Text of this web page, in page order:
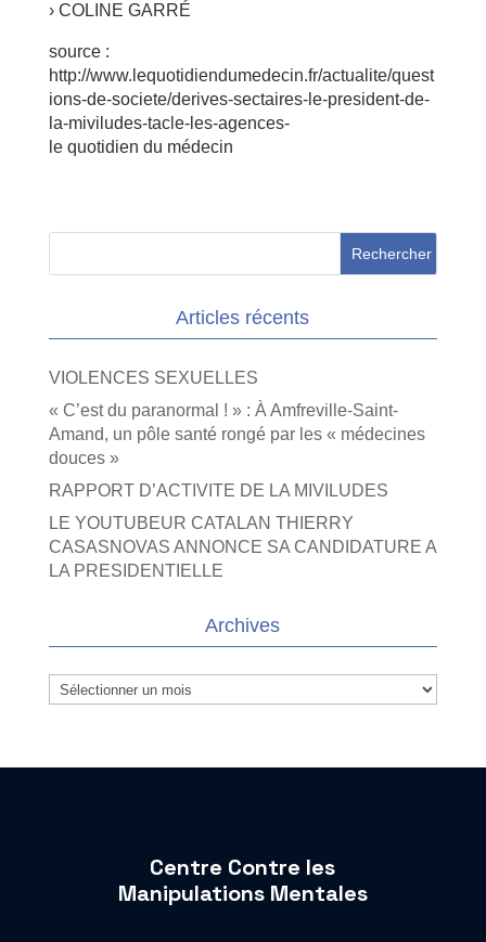
› COLINE GARRÉ
source :
http://www.lequotidiendumedecin.fr/actualite/quest
ions-de-societe/derives-sectaires-le-president-de-
la-miviludes-tacle-les-agences-
le quotidien du médecin
Articles récents
VIOLENCES SEXUELLES
« C’est du paranormal ! » : À Amfreville-Saint-
Amand, un pôle santé rongé par les « médecines
douces »
RAPPORT D’ACTIVITE DE LA MIVILUDES
LE YOUTUBEUR CATALAN THIERRY
CASASNOVAS ANNONCE SA CANDIDATURE A
LA PRESIDENTIELLE
Archives
Archives
Centre Contre les
Manipulations Mentales